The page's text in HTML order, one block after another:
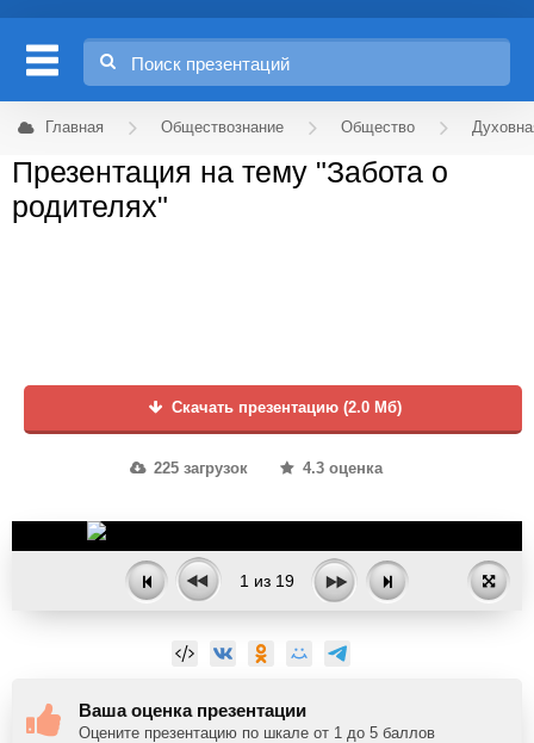
Главная Обществознание Общество
Презентация на тему "Забота о
родителях"
Скачать презентацию (2.0 Мб)
225 загрузок 4.3 оценка
1 из 19
Ваша оценка презентации
Оцените презентацию по шкале от 1 до 5 баллов